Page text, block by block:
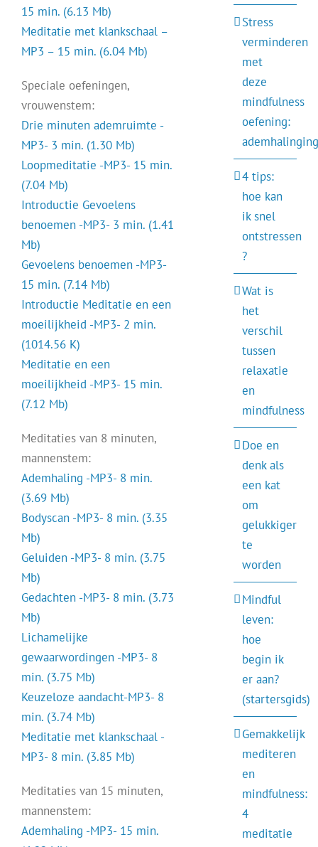
15 min. (6.13 Mb)
Meditatie met klankschaal –
MP3 – 15 min. (6.04 Mb)
Speciale oefeningen,
vrouwenstem:
Drie minuten ademruimte -
MP3- 3 min. (1.30 Mb)
Loopmeditatie -MP3- 15 min.
(7.04 Mb)
Introductie Gevoelens
benoemen -MP3- 3 min. (1.41
Mb)
Gevoelens benoemen -MP3-
15 min. (7.14 Mb)
Introductie Meditatie en een
moeilijkheid -MP3- 2 min.
(1014.56 K)
Meditatie en een
moeilijkheid -MP3- 15 min.
(7.12 Mb)
Meditaties van 8 minuten,
mannenstem:
Ademhaling -MP3- 8 min.
(3.69 Mb)
Bodyscan -MP3- 8 min. (3.35
Mb)
Geluiden -MP3- 8 min. (3.75
Mb)
Gedachten -MP3- 8 min. (3.73
Mb)
Lichamelijke
gewaarwordingen -MP3- 8
min. (3.75 Mb)
Keuzeloze aandacht-MP3- 8
min. (3.74 Mb)
Meditatie met klankschaal -
MP3- 8 min. (3.85 Mb)
Meditaties van 15 minuten,
mannenstem:
Ademhaling -MP3- 15 min.
Stress
verminderen
met
deze
mindfulness
oefening:
4 tips:
hoe kan
ik snel
ontstressen
?
Wat is
het
verschil
tussen
relaxatie
en
mindfulness
Doe en
denk als
een kat
om
gelukkiger
te
worden
Mindful
leven:
hoe
begin ik
er aan?
(startersgids)
Gemakkelijk
mediteren
en
mindfulness:
4
meditatie